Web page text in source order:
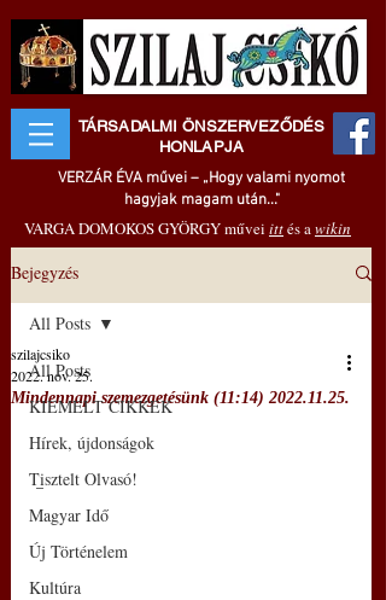
TÁRSADALMI ÖNSZERVEZŐDÉS
HONLAPJA
VERZÁR ÉVA művei – „Hogy valami nyomot
hagyjak magam után..."
VARGA DOMOKOS GYÖRGY művei ittés awikin
Bejegyzés
All Posts
KIEMELT CIKKEK
Hírek, újdonságok
Tisztelt Olvasó!
Magyar Idő
Új Történelem
Kultúra
All Posts
Mindennapi szemezgetésünk (11:14) 2022.11.25.
szilajcsiko
2022. nov. 25.
–